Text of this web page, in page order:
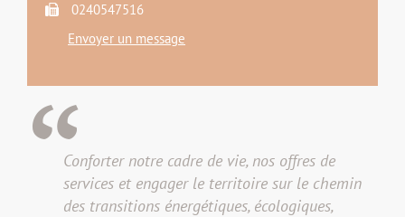
0240547516
Envoyer un message
Conforter notre cadre de vie, nos offres de
services et engager le territoire sur le chemin
des transitions énergétiques, écologiques,